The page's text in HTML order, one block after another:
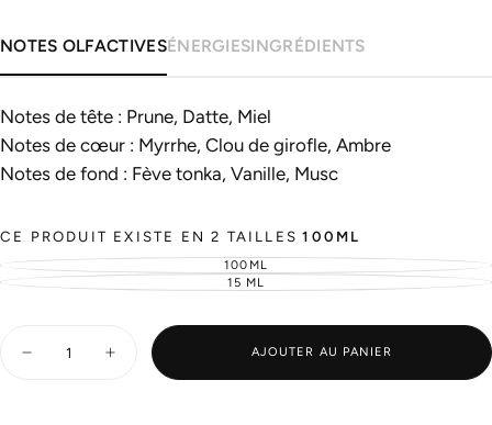
NOTES OLFACTIVESÉNERGIESINGRÉDIENTS
Notes de tête : Prune, Datte, Miel
Notes de cœur : Myrrhe, Clou de girofle, Ambre
Notes de fond : Fève tonka, Vanille, Musc
CE PRODUIT EXISTE EN 2 TAILLES 100ML
100MLVARIANTE
ÉPUISÉE
OU
15 MLVARIANTE
INDISPONIBLE
Diminuer
Augmenter
AJOUTER AU PANIER